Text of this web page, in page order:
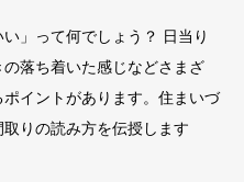
」って何でしょう？ 日当り
落ち着いた感じなどさまざ
イントがあります。住まいづ
りの読み方を伝授します